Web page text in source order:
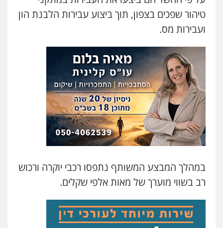
0507446995
עו"ד ירון גיגי
פלילי צווארון לבן מעצרים הליכי הסגרה
0522249087
עו"ד רועי אטיאס
525043999
עו"ד אסף כהן
פלילי פשיעה חמורה סמים והימורים
מעצרים וחקירות
0526555488
טיהור שפכים בצפון, תוך ביצוע עבירות הלבנת הון
ועבירות מס.
במהלך המבצע המשותף נתפסו רכבי יוקרה ורכוש
רב בשווי מוערך של מאות אלפי שקלים.